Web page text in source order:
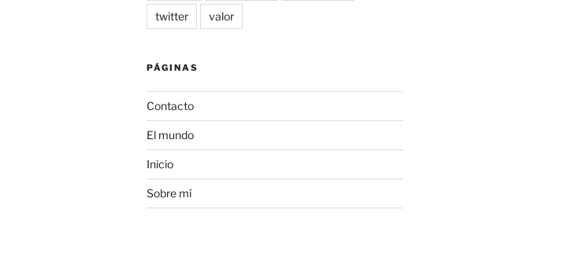
twitter valor
PÁGINAS
Contacto
El mundo
Inicio
Sobre mí